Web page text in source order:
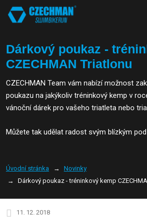
Dárkový poukaz -
CZECHMAN Triatlonu
CZECHMAN Team vám nabízí možnost
poukazu na jakýkoliv tréninkový kemp v
vánoční dárek pro vašeho triatleta nebo
Můžete tak udělat radost svým blízkým
Úvodní stránka
Novinky
Dárkový poukaz - tréninkový kemp
11. 12. 2018